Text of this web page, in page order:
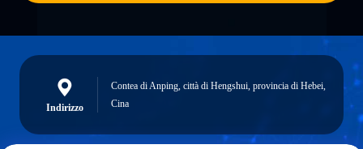
Indirizzo
Contea di Anping, città di Hengshui, provincia di Hebei,
Cina